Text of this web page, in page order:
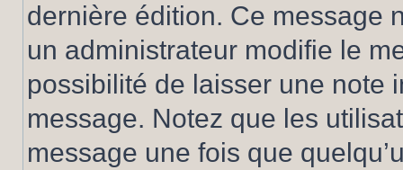
dernière édition. Ce message
un administrateur modifie le
possibilité de laisser une note
message. Notez que les
message une fois que